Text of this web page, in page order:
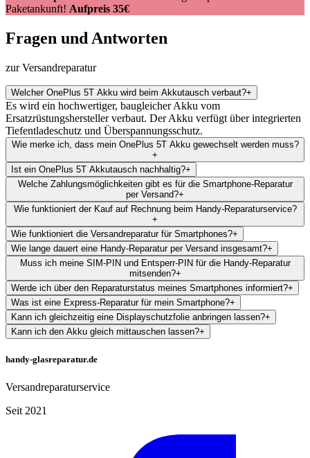
Paketankunft! Aufpreis 35€
Fragen und Antworten
zur Versandreparatur
Welcher OnePlus 5T Akku wird beim Akkutausch verbaut?+
Es wird ein hochwertiger, baugleicher Akku vom
Ersatzrüstungshersteller verbaut. Der Akku verfügt über integrierten
Tiefentladeschutz und Überspannungsschutz.
Wie merke ich, dass mein OnePlus 5T Akku gewechselt werden muss?
+
Ist ein OnePlus 5T Akkutausch nachhaltig?+
Welche Zahlungsmöglichkeiten gibt es für die Smartphone-Reparatur
per Versand?+
Wie funktioniert der Kauf auf Rechnung beim Handy-Reparaturservice?
+
Wie funktioniert die Versandreparatur für Smartphones?+
Wie lange dauert eine Handy-Reparatur per Versand insgesamt?+
Muss ich meine SIM-PIN und Entsperr-PIN für die Handy-Reparatur
mitsenden?+
Werde ich über den Reparaturstatus meines Smartphones informiert?+
Was ist eine Express-Reparatur für mein Smartphone?+
Kann ich gleichzeitig eine Displayschutzfolie anbringen lassen?+
Kann ich den Akku gleich mittauschen lassen?+
handy-glasreparatur.de
Versandreparaturservice
Seit 2021